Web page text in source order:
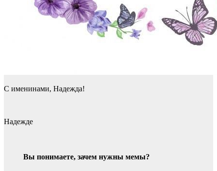
С именинами, Надежда!
Надежде
Вы понимаете, зачем нужны мемы?